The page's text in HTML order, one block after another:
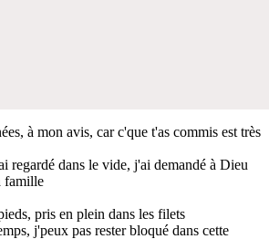
à mon avis, car c'que t'as commis est très
regardé dans le vide, j'ai demandé à Dieu
famille
pris en plein dans les filets
j'peux pas rester bloqué dans cette